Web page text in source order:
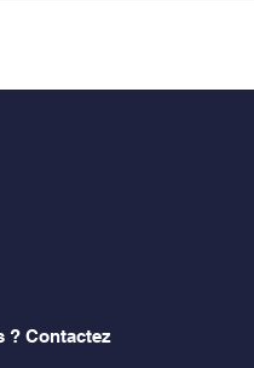
? Contactez